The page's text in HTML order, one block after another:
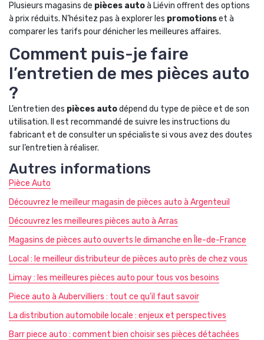
Plusieurs magasins de pièces autoà Liévin offrent des options
à prix réduits. N’hésitez pas à explorer les promotionset à
comparer les tarifs pour dénicher les meilleures affaires.
Comment puis-je faire
l’entretien de mes pièces auto
?
L’entretien des pièces autodépend du type de pièce et de son
utilisation. Il est recommandé de suivre les instructions du
fabricant et de consulter un spécialiste si vous avez des doutes
sur l’entretien à réaliser.
Autres informations
Pièce Auto
Découvrez le meilleur magasin de pièces auto à Argenteuil
Découvrez les meilleures pièces auto à Arras
Magasins de pièces auto ouverts le dimanche en Île-de-France
Local : le meilleur distributeur de pièces auto près de chez vous
Limay : les meilleures pièces auto pour tous vos besoins
Piece auto à Aubervilliers : tout ce qu’il faut savoir
La distribution automobile locale : enjeux et perspectives
Barr piece auto : comment bien choisir ses pièces détachées